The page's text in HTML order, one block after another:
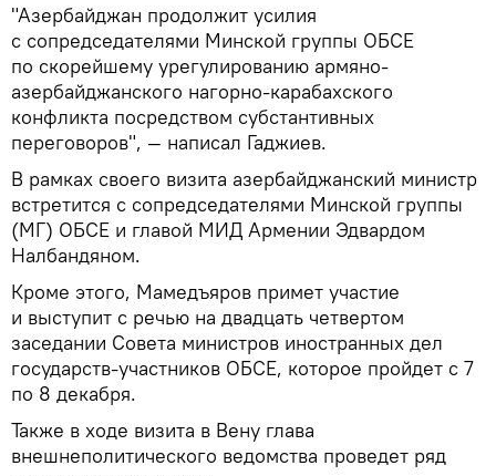
​"Азербайджан продолжит усилия
с сопредседателями Минской группы ОБСЕ
по скорейшему урегулированию армяно-
азербайджанского нагорно-карабахского
конфликта посредством субстантивных
переговоров", — написал Гаджиев.
В рамках своего визита азербайджанский министр
встретится с сопредседателями Минской группы
(МГ) ОБСЕ и главой МИД Армении Эдвардом
Налбандяном.
Кроме этого, Мамедъяров примет участие
и выступит с речью на двадцать четвертом
заседании Совета министров иностранных дел
государств-участников ОБСЕ, которое пройдет с 7
по 8 декабря.
Также в ходе визита в Вену глава
внешнеполитического ведомства проведет ряд